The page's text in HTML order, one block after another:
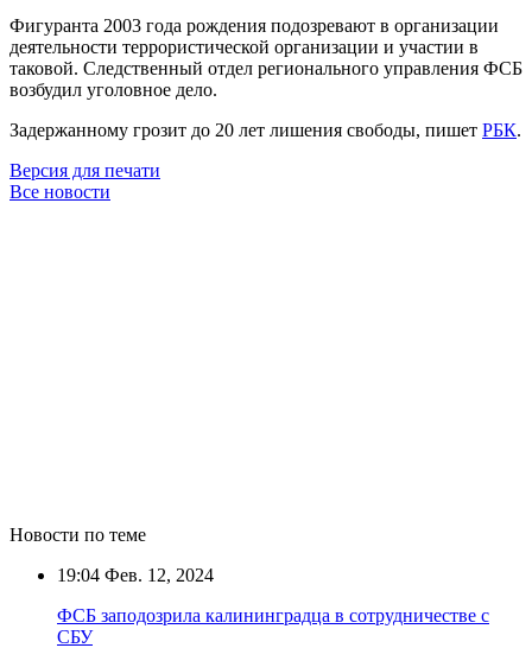
Фигуранта 2003 года рождения подозревают в организации
деятельности террористической организации и участии в
таковой. Следственный отдел регионального управления ФСБ
возбудил уголовное дело.
Задержанному грозит до 20 лет лишения свободы, пишет РБК.
Версия для печати
Все новости
Новости по теме
19:04 Фев. 12, 2024
ФСБ заподозрила калининградца в сотрудничестве с
СБУ